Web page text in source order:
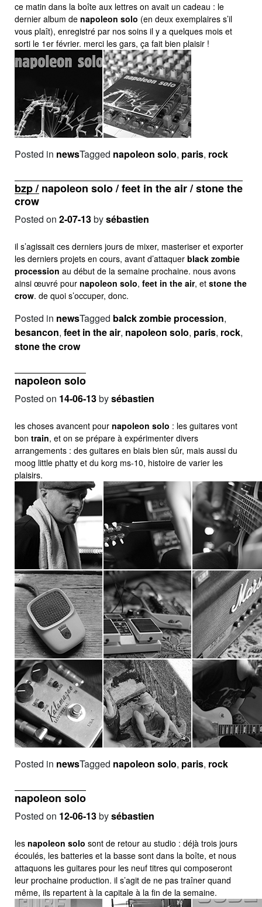
ce matin dans la boîte aux lettres on avait un cadeau : le
dernier album de napoleon solo (en deux exemplaires s’il
vous plaît), enregistré par nos soins il y a quelques mois et
sorti le 1er février. merci les gars, ça fait bien plaisir !
Posted in newsTagged napoleon solo, paris, rock
bzp / napoleon solo / feet in the air / stone the
crow
Posted on 2-07-13bysébastien
il s’agissait ces derniers jours de mixer, masteriser et exporter
les derniers projets en cours, avant d’attaquer black zombie
procession au début de la semaine prochaine. nous avons
ainsi œuvré pour napoleon solo, feet in the air, et stone the
crow. de quoi s’occuper, donc.
Posted in newsTagged balck zombie procession,
besancon, feet in the air, napoleon solo, paris, rock,
stone the crow
napoleon solo
Posted on 14-06-13bysébastien
les choses avancent pour napoleon solo : les guitares vont
bon train, et on se prépare à expérimenter divers
arrangements : des guitares en biais bien sûr, mais aussi du
moog little phatty et du korg ms-10, histoire de varier les
plaisirs.
Posted in newsTagged napoleon solo, paris, rock
napoleon solo
Posted on 12-06-13bysébastien
les napoleon solo sont de retour au studio : déjà trois jours
écoulés, les batteries et la basse sont dans la boîte, et nous
attaquons les guitares pour les neuf titres qui composeront
leur prochaine production. il s’agit de ne pas traîner quand
même, ils repartent à la capitale à la fin de la semaine.